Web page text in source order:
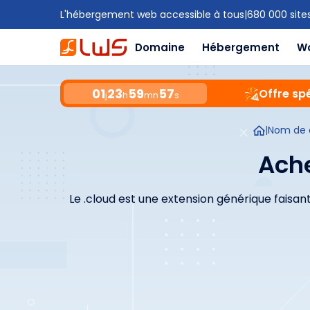
L'hébergement web accessible à tous|680 000
Domaine Hébergement
01j23h59mn56s Offre
|Nom de
Le .cloud est une extension générique